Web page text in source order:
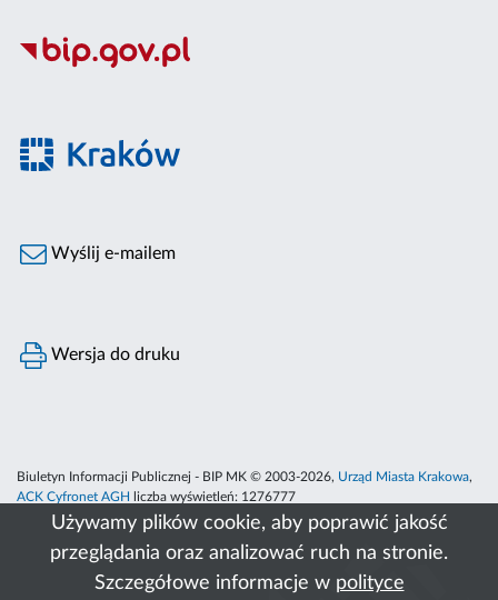
Używamy plików cookie, aby poprawić jakość
przeglądania oraz analizować ruch na stronie.
Szczegółowe informacje w polityce
Wyślij e-mailem
Wersja do druku
Biuletyn Informacji Publicznej - BIP MK © 2003-2026, Urząd Miasta Krakowa,
ACK Cyfronet AGH
liczba wyświetleń: 1276777